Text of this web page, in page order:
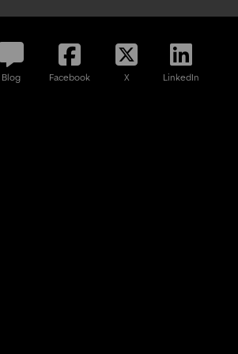
Blog Facebook X LinkedIn